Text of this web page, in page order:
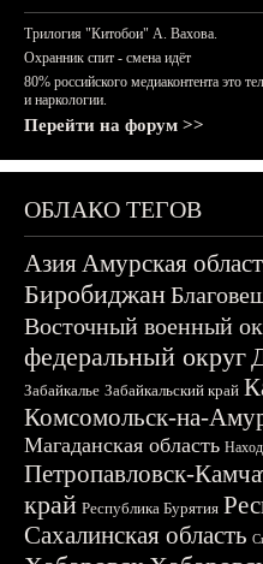
Трилогия "Китобои" А. Вахова.
Охранник спит - смена идёт
80% российского медиаконтента это
и наркологии.
Перейти на форум >>
ОБЛАКО ТЕГОВ
АзияАмурская
Биробиджан
Восточный военный
федеральный округ
Забайкалье Забайкальский край
Комсомольск-на-
Магаданская область
Петропавловск-
край Республика Бурятия
Сахалинская область